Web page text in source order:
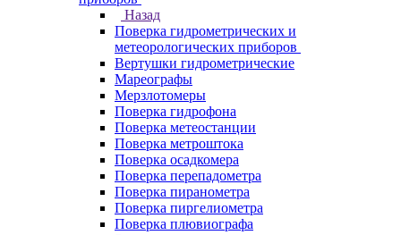
Назад
Поверка гидрометрических и
метеорологических приборов
Вертушки гидрометрические
Мареографы
Мерзлотомеры
Поверка гидрофона
Поверка метеостанции
Поверка метроштока
Поверка осадкомера
Поверка перепадометра
Поверка пиранометра
Поверка пиргелиометра
Поверка плювиографа